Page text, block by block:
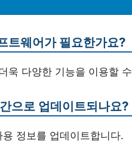
트웨어가 필요한가요?
욱 다양한 기능을 이용할
으로 업데이트되나요?
정보를 업데이트합니다.